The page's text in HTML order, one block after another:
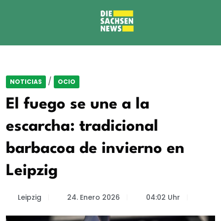
NOTICIAS / OCIO
El fuego se une a la
escarcha: tradicional
barbacoa de invierno en
Leipzig
Leipzig 24. Enero 2026 04:02 Uhr